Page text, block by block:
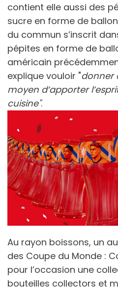
contient elle aussi des
sucre en forme de
du commun s’inscrit
pépites en forme de
américain
explique vouloir "donner
moyen d’apporter
cuisine".
Au rayon boissons, un
des Coupe du Monde :
pour l’occasion une
bouteilles collectors et